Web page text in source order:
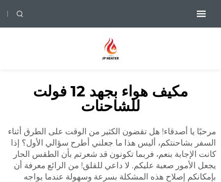
مكيف هواء بجهد 12 فولت
للشاحنات
مرحبًا يا أصدقاء! هل تقضون الكثير من الوقت على الطرق أثناء
السفر بشاحنتكم، أليس هذا ما جعلني أطرح سؤالي الأول؟ إذا
كانت الإجابة بنعم، فربما تكونون قد شعرتم بأن الطقس الحار
يجعل الأمور صعبة عليكم. لا داعي للقلق! من الرائع معرفة أن
بإمكانكم إصلاح هذه المشكلة بسرعة وسهولة عندما يواجه